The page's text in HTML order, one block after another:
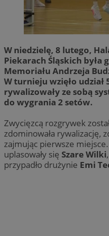
W niedzielę, 8 lutego,
Piekarach Śląskich była
Memoriału Andrzeja
W turnieju wzięło
rywalizowały ze sobą
do wygrania 2 setów.
Zwycięzcą rozgrywek
zdominowała rywalizację,
zajmując pierwsze
uplasowały się Szare Wilki
przypadło drużynie Emi